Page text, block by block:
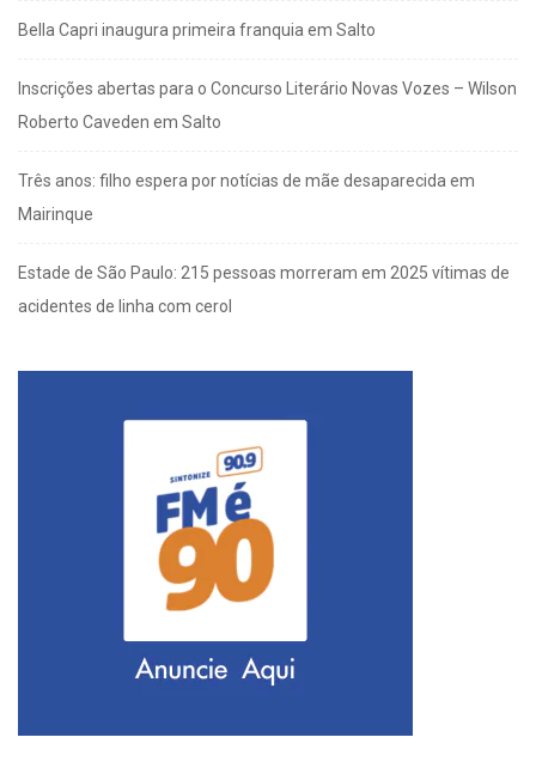
Bella Capri inaugura primeira franquia em Salto
Inscrições abertas para o Concurso Literário Novas Vozes – Wilson
Roberto Caveden em Salto
Três anos: filho espera por notícias de mãe desaparecida em
Mairinque
Estade de São Paulo: 215 pessoas morreram em 2025 vítimas de
acidentes de linha com cerol